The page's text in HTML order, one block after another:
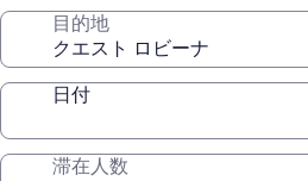
目的地
日付
滞在人数